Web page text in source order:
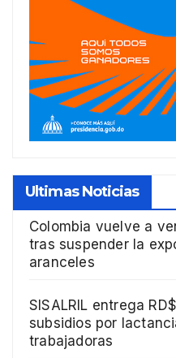
Ultimas Noticias
Colombia vuelve a
tras suspender la
aranceles
SISALRIL entrega
subsidios por
trabajadoras